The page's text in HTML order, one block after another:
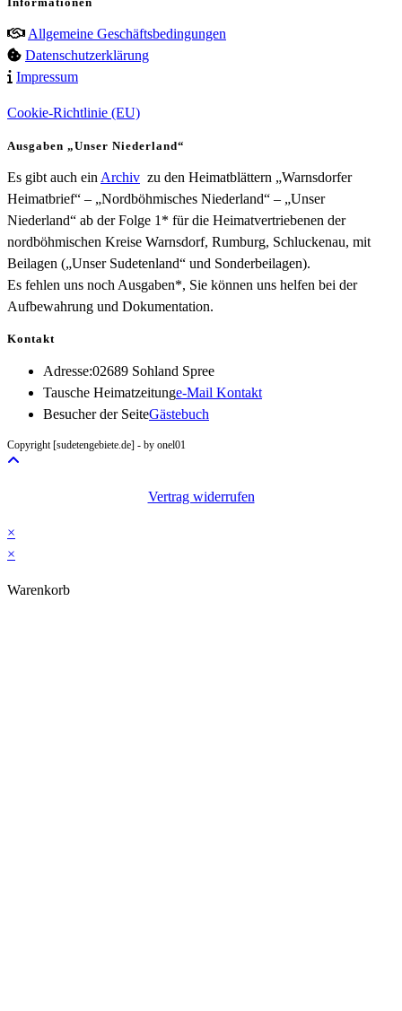
Allgemeine Geschäftsbedingungen
Datenschutzerklärung
Impressum
Cookie-Richtlinie (EU)
Ausgaben „Unser Niederland“
Es gibt auch ein Archiv zu den Heimatblättern „Warnsdorfer
Heimatbrief“ – „Nordböhmisches Niederland“ – „Unser
Niederland“ ab der Folge 1* für die Heimatvertriebenen der
nordböhmischen Kreise Warnsdorf, Rumburg, Schluckenau, mit
Beilagen („Unser Sudetenland“ und Sonderbeilagen).
Es fehlen uns noch Ausgaben*, Sie können uns helfen bei der
Aufbewahrung und Dokumentation.
Kontakt
Adresse:02689 Sohland Spree
Tausche Heimatzeitunge-Mail KontaktOpens
Besucher der SeiteGästebuch
Copyright [sudetengebiete.de] - by onel01
Vertrag widerrufen
×
×
Warenkorb